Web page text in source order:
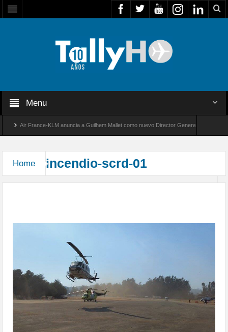
Menu
Air France-KLM anuncia a Guilhem Mallet como nuevo Director General para América
Home incendio-scrd-01